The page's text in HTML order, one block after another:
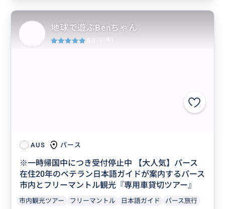
AUS パース
※一時帰国中につき受付停止中 【大人気】パース
在住20年のベテラン日本語ガイドが案内するパース
市内とフリーマントル観光『専用車貸切ツアー』
市内観光ツアー フリーマントル 日本語ガイド パース旅行
地球で遊ぶBenちゃん
5.0 (61件)